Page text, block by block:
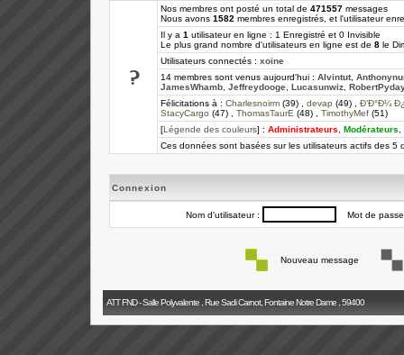
Nos membres ont posté un total de 471557 messages
Nous avons 1582 membres enregistrés, et l'utilisateur
Il y a 1 utilisateur en ligne : 1 Enregistré et 0 Invisible
Le plus grand nombre d'utilisateurs en ligne est de 8 le
Utilisateurs connectés : xoine
14 membres sont venus aujourd'hui : Alvintut,
JamesWhamb Jeffreydooge Lucasunwiz
Félicitations à : Charlesnoirm (39) , devap (49) , Ð’Ð°Ð¼
StacyCargo (47) , ThomasTaurE (48) , TimothyMef (51)
[Légende des couleurs] : Administrateurs Modérateurs
Ces données sont basées sur les utilisateurs actifs des 5
Connexion
Nom d'utilisateur : Mot de
Nouveau message
ATT FND - Salle Polyvalente , Rue Sadi Carnot, Fontaine Notre Dame , 59400